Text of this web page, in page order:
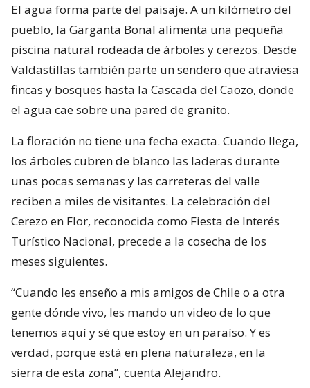
El agua forma parte del paisaje. A un kilómetro del
pueblo, la Garganta Bonal alimenta una pequeña
piscina natural rodeada de árboles y cerezos. Desde
Valdastillas también parte un sendero que atraviesa
fincas y bosques hasta la Cascada del Caozo, donde
el agua cae sobre una pared de granito.
La floración no tiene una fecha exacta. Cuando llega,
los árboles cubren de blanco las laderas durante
unas pocas semanas y las carreteras del valle
reciben a miles de visitantes. La celebración del
Cerezo en Flor, reconocida como Fiesta de Interés
Turístico Nacional, precede a la cosecha de los
meses siguientes.
“Cuando les enseño a mis amigos de Chile o a otra
gente dónde vivo, les mando un video de lo que
tenemos aquí y sé que estoy en un paraíso. Y es
verdad, porque está en plena naturaleza, en la
sierra de esta zona”, cuenta Alejandro.